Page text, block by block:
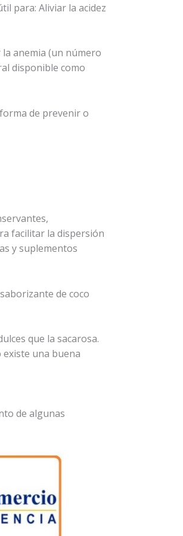
para: Aliviar la acidez
anemia (un número
disponible como
de prevenir o
facilitar la dispersión
y suplementos
de coco
que la sacarosa.
una buena
de algunas